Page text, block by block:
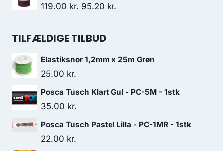
119.00kr. 95.20 kr.
TILFÆLDIGE TILBUD
Elastiksnor 1,2mm x 25m Grøn
25.00 kr.
Posca Tusch Klart Gul - PC-5M - 1stk
35.00 kr.
Posca Tusch Pastel Lilla - PC-1MR - 1stk
22.00 kr.